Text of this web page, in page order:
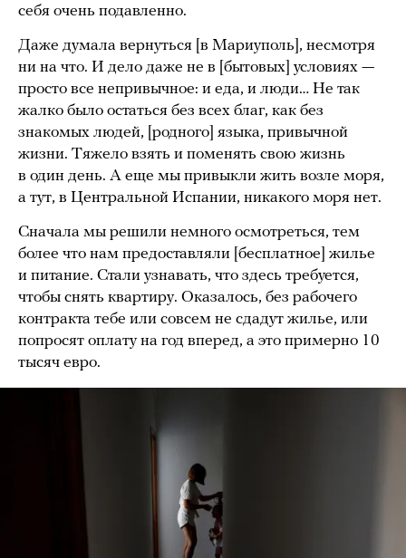
себя очень подавленно.
Даже думала вернуться [в Мариуполь], несмотря
ни на что. И дело даже не в [бытовых] условиях —
просто все непривычное: и еда, и люди… Не так
жалко было остаться без всех благ, как без
знакомых людей, [родного] языка, привычной
жизни. Тяжело взять и поменять свою жизнь
в один день. А еще мы привыкли жить возле моря,
а тут, в Центральной Испании, никакого моря нет.
Сначала мы решили немного осмотреться, тем
более что нам предоставляли [бесплатное] жилье
и питание. Стали узнавать, что здесь требуется,
чтобы снять квартиру. Оказалось, без рабочего
контракта тебе или совсем не сдадут жилье, или
попросят оплату на год вперед, а это примерно 10
тысяч евро.